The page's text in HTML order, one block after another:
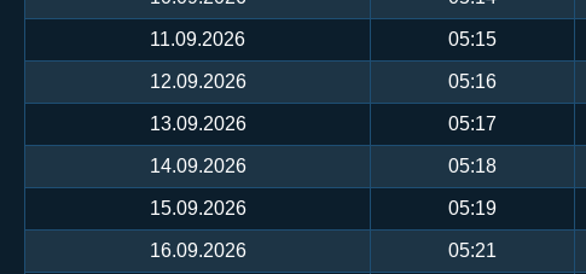
11.09.2026 05:15
12.09.2026 05:16
13.09.2026 05:17
14.09.2026 05:18
15.09.2026 05:19
16.09.2026 05:21